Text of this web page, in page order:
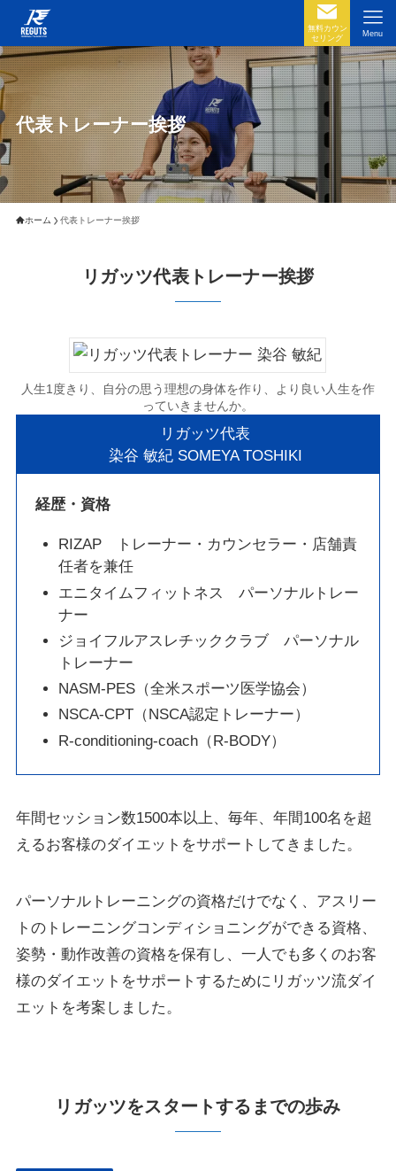
無料カウン
セリング
Menu
代表トレーナー挨拶
ホーム 代表トレーナー挨拶
リガッツ代表トレーナー挨拶
人生1度きり、自分の思う理想の身体を作り、より良い人生を作
っていきませんか。
リガッツ代表
染谷 敏紀 SOMEYA TOSHIKI
経歴・資格
RIZAP トレーナー・カウンセラー・店舗責
任者を兼任
エニタイムフィットネス パーソナルトレー
ナー
ジョイフルアスレチッククラブ パーソナル
トレーナー
NASM-PES（全米スポーツ医学協会）
NSCA-CPT（NSCA認定トレーナー）
R-conditioning-coach（R-BODY）
年間セッション数1500本以上、毎年、年間100名を超
えるお客様のダイエットをサポートしてきました。
パーソナルトレーニングの資格だけでなく、アスリー
トのトレーニングコンディショニングができる資格、
姿勢・動作改善の資格を保有し、一人でも多くのお客
様のダイエットをサポートするためにリガッツ流ダイ
エットを考案しました。
リガッツをスタートするまでの歩み